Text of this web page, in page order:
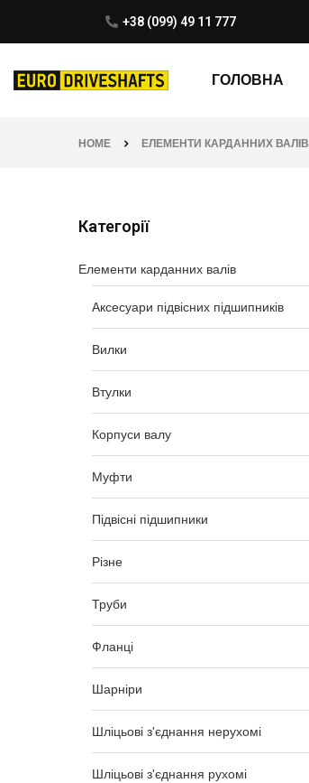
+38 (099) 49 11 777
ГОЛОВНА
HOME ЕЛЕМЕНТИ КАРДАННИХ ВАЛІВ
Категорії
Елементи карданних валів
Аксесуари підвісних підшипників
Вилки
Втулки
Корпуси валу
Муфти
Підвісні підшипники
Різне
Труби
Фланці
Шарніри
Шліцьові з'єднання нерухомі
Шліцьові з'єднання рухомі